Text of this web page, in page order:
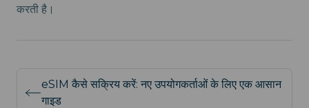
करती है।
eSIM कैसे सक्रिय करें: नए उपयोगकर्ताओं के लिए एक आसान
गाइड